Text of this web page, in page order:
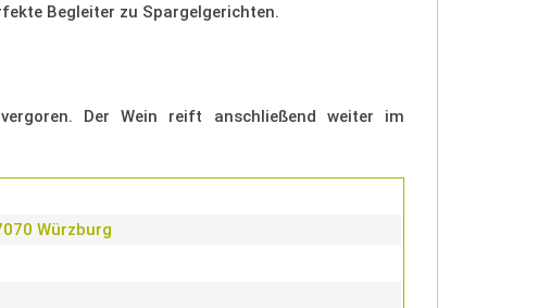
Begleiter zu Spargelgerichten.
Der Wein reift anschließend weiter im
Würzburg